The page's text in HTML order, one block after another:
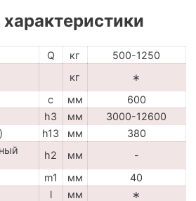
Q кг
500-1250
кг
∗
c мм
600
h3 мм
3000-12600
h13 мм
380
h2 мм
-
m1 мм
40
l мм
∗